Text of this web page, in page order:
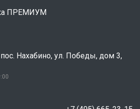
ПРЕМИУМ
Нахабино, ул. Победы, дом 3,